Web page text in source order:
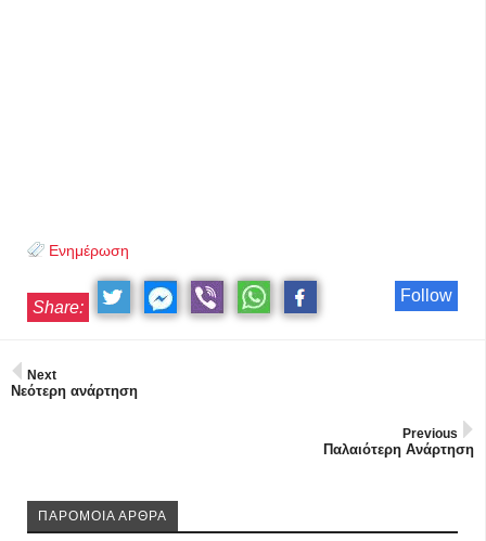
Ενημέρωση
Follow
Share:
Next
Νεότερη ανάρτηση
Previous
Παλαιότερη Ανάρτηση
ΠΑΡΟΜΟΙΑ ΑΡΘΡΑ